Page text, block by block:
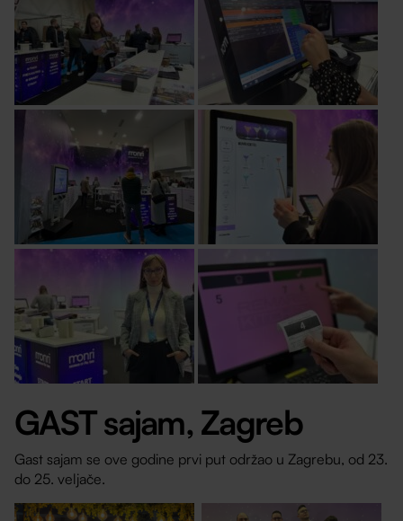
GAST sajam, Zagreb
Gast sajam se ove godine prvi put održao u Zagrebu, od 23.
do 25. veljače.